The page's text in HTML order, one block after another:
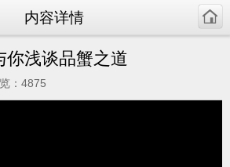
内容详情
你浅谈品蟹之道
：4875